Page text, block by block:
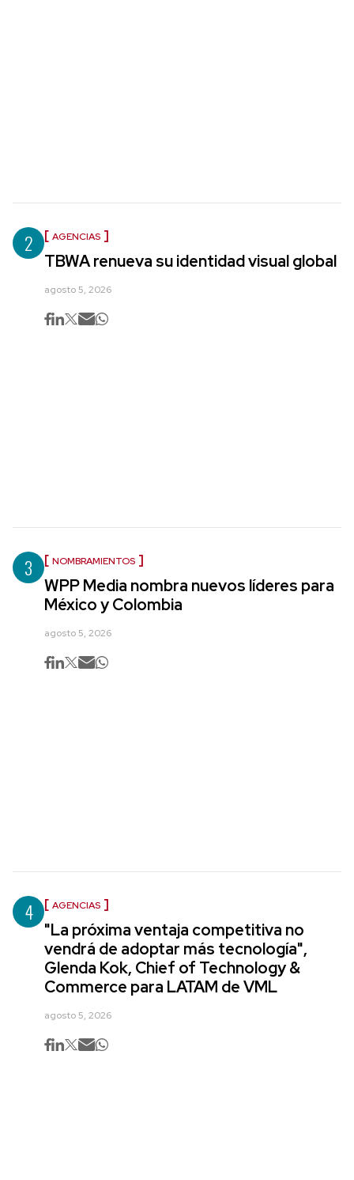
2 AGENCIAS
TBWA renueva su identidad visual global
agosto 5, 2026
3 NOMBRAMIENTOS
WPP Media nombra nuevos líderes para
México y Colombia
agosto 5, 2026
4 AGENCIAS
"La próxima ventaja competitiva no
vendrá de adoptar más tecnología",
Glenda Kok, Chief of Technology &
Commerce para LATAM de VML
agosto 5, 2026